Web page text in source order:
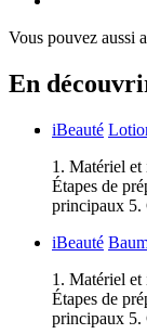
Vous pouvez aussi
En
iBeauté
1. Matériel et
Étapes de
principaux 5.
iBeauté
1. Matériel et
Étapes de
principaux 5.